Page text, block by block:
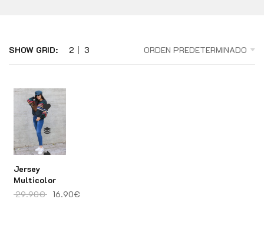
SHOW GRID: 2 3 ORDEN PREDETERMINADO
Jersey
Multicolor
29.90€ El precio original era: 29.90€.
16.90€El precio actual es: 16.90€.